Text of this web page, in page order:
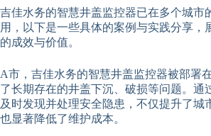
吉佳水务的智慧井盖监控器已在多个城市
用，以下是一些具体的案例与实践分享，
的成效与价值。
A市，吉佳水务的智慧井盖监控器被部署
了长期存在的井盖下沉、破损等问题。通
及时发现并处理安全隐患，不仅提升了城
也显著降低了维护成本。